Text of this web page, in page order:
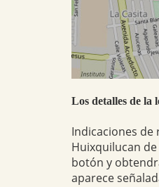
Los detalles de la
Indicaciones de
Huixquilucan
botón y
aparece